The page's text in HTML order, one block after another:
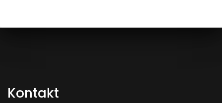
Kontakt